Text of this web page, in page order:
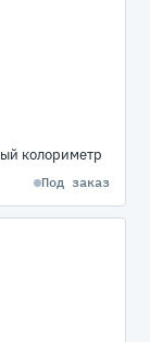
колориметр
Под заказ